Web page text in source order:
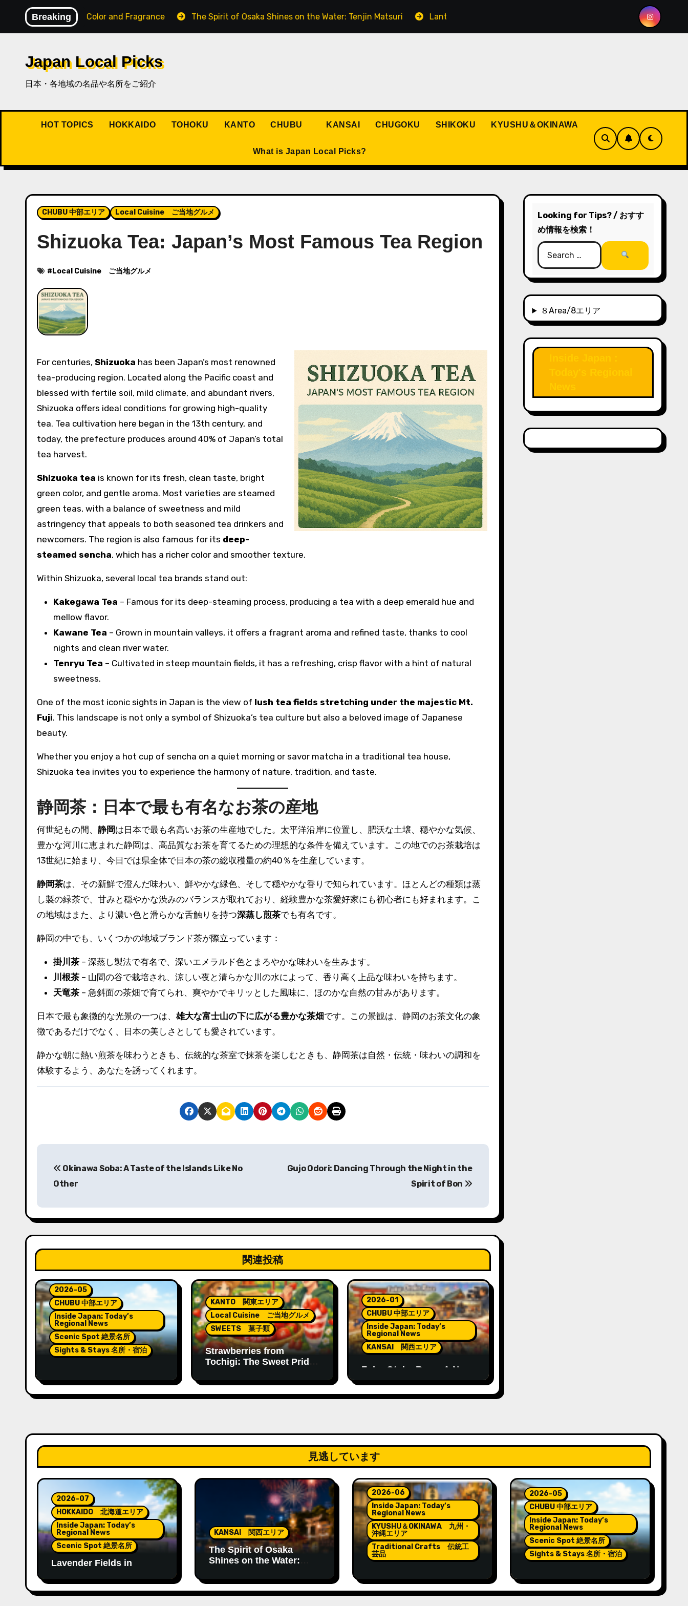
を
Breaking
Filled with Color and Fragrance The Spirit of Osaka Shines on the Water: Tenjin Matsuri Lanterns Lighting the Spirit of Hakata Gion Yamakasa Pokémon
Japan Local Picks
日本・各地域の名品や名所をご紹介
HOT TOPICS HOKKAIDO TOHOKU KANTO CHUBU KANSAI CHUGOKU SHIKOKU KYUSHU＆OKINAWA
What is Japan Local Picks?
CHUBU 中部エリア Local Cuisine ご当地グルメ
Shizuoka Tea: Japan’s Most Famous Tea Region
# Local Cuisine ご当地グルメ
For centuries, Shizuoka has been Japan’s most renowned
tea-producing region. Located along the Pacific coast and
blessed with fertile soil, mild climate, and abundant rivers,
Shizuoka offers ideal conditions for growing high-quality
tea. Tea cultivation here began in the 13th century, and
today, the prefecture produces around 40% of Japan’s total
tea harvest.
Shizuoka tea is known for its fresh, clean taste, bright
green color, and gentle aroma. Most varieties are steamed
green teas, with a balance of sweetness and mild
astringency that appeals to both seasoned tea drinkers and
newcomers. The region is also famous for its deep-
steamed sencha, which has a richer color and smoother texture.
Within Shizuoka, several local tea brands stand out:
Kakegawa Tea – Famous for its deep-steaming process, producing a tea with a deep emerald hue and
mellow flavor.
Kawane Tea – Grown in mountain valleys, it offers a fragrant aroma and refined taste, thanks to cool
nights and clean river water.
Tenryu Tea – Cultivated in steep mountain fields, it has a refreshing, crisp flavor with a hint of natural
sweetness.
One of the most iconic sights in Japan is the view of lush tea fields stretching under the majestic Mt.
Fuji. This landscape is not only a symbol of Shizuoka’s tea culture but also a beloved image of Japanese
beauty.
Whether you enjoy a hot cup of sencha on a quiet morning or savor matcha in a traditional tea house,
Shizuoka tea invites you to experience the harmony of nature, tradition, and taste.
静岡茶：日本で最も有名なお茶の産地
何世紀もの間、 静岡は日本で最も名高いお茶の生産地でした。太平洋沿岸に位置し、肥沃な土壌、穏やかな気候、
豊かな河川に恵まれた静岡は、高品質なお茶を育てるための理想的な条件を備えています。この地でのお茶栽培は
13世紀に始まり、今日では県全体で日本の茶の総収穫量の約40％を生産しています。
静岡茶は、その新鮮で澄んだ味わい、鮮やかな緑色、そして穏やかな香りで知られています。ほとんどの種類は蒸
し製の緑茶で、甘みと穏やかな渋みのバランスが取れており、経験豊かな茶愛好家にも初心者にも好まれます。こ
の地域はまた、より濃い色と滑らかな舌触りを持つ深蒸し煎茶でも有名です。
静岡の中でも、いくつかの地域ブランド茶が際立っています：
掛川茶 – 深蒸し製法で有名で、深いエメラルド色とまろやかな味わいを生みます。
川根茶 – 山間の谷で栽培され、涼しい夜と清らかな川の水によって、香り高く上品な味わいを持ちます。
天竜茶 – 急斜面の茶畑で育てられ、爽やかでキリッとした風味に、ほのかな自然の甘みがあります。
日本で最も象徴的な光景の一つは、 雄大な富士山の下に広がる豊かな茶畑です。この景観は、静岡のお茶文化の象
徴であるだけでなく、日本の美しさとしても愛されています。
静かな朝に熱い煎茶を味わうときも、伝統的な茶室で抹茶を楽しむときも、静岡茶は自然・伝統・味わいの調和を
体験するよう、あなたを誘ってくれます。
ビ
ゲ
ー
シ
ョ
ン
Okinawa Soba: A Taste of the Islands Like No
Other
Gujo Odori: Dancing Through the Night in the
Spirit of Bon
関連投稿
2026-05
CHUBU 中部エリア
Inside Japan: Today’s
Regional News
Scenic Spot 絶景名所
Sights & Stays 名所・宿泊
at Wakura Onsen’s New
Footbath
KANTO 関東エリア
Local Cuisine ご当地グルメ
SWEETS 菓子類
Strawberries from
Tochigi: The Sweet Pride
Kingdom”
2026-01
CHUBU 中部エリア
Inside Japan: Today’s
Regional News
KANSAI 関西エリア
Fuku-Otoko Race: A New
Year’s Tradition at
Looking for Tips? / おすす
め情報を検索！
８Area/8エリア
見逃しています
2026-07
HOKKAIDO 北海道エリア
Inside Japan: Today’s
Regional News
Scenic Spot 絶景名所
Lavender Fields in
Landscape Filled with
Color and Fragrance
KANSAI 関西エリア
The Spirit of Osaka
Shines on the Water:
2026-06
Inside Japan: Today’s
Regional News
KYUSHU＆OKINAWA 九州・
沖縄エリア
Traditional Crafts 伝統工
芸品
Spirit of Hakata Gion
Yamakasa
2026-05
CHUBU 中部エリア
Inside Japan: Today’s
Regional News
Scenic Spot 絶景名所
Sights & Stays 名所・宿泊
at Wakura Onsen’s New
Footbath